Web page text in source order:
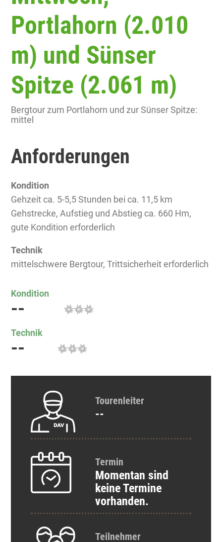
Portlahorn (2.010
m) und Sünser
Spitze (2.061 m)
Bergtour zum Portlahorn und zur Sünser Spitze:
mittel
Anforderungen
Kondition
Gehzeit ca. 5-5,5 Stunden bei ca. 11,5 km
Gehstrecke, Aufstieg und Abstieg ca. 660 Hm,
gute Kondition erforderlich
Technik
mittelschwere Bergtour, Trittsicherheit erforderlich
Kondition
--
Technik
--
Tourenleiter
--
Termin
Momentan sind
keine Termine
vorhanden.
Teilnehmer